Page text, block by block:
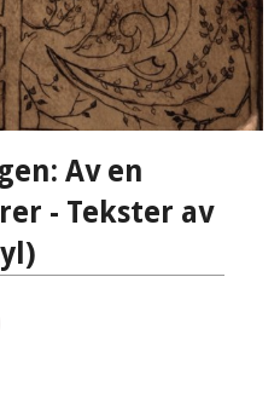
Av en
- Tekster av